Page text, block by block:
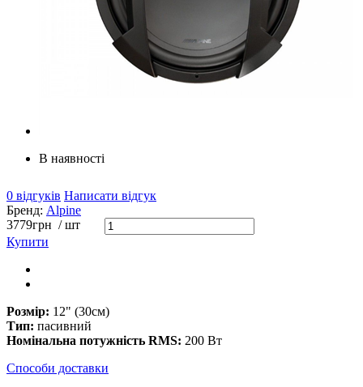
В наявності
0 відгуків Написати відгук
Бренд: Alpine
3779грн / шт
Купити
Розмір: 12" (30см)
Тип: пасивний
Номінальна потужність RMS: 200 Вт
Способи доставки